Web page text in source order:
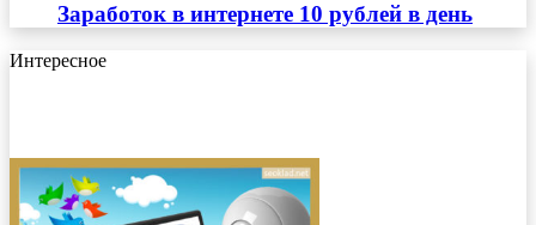
Заработок в интернете 10 рублей в день
Интересное